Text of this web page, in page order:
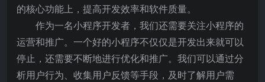
的核心功能上，提高开发效率和软件质量。
作为一名小程序开发者，我们还需要关注小程序的
运营和推广。一个好的小程序不仅仅是开发出来就可以
停止，还需要不断地进行优化和推广。我们可以通过分
析用户行为、收集用户反馈等手段，及时了解用户需